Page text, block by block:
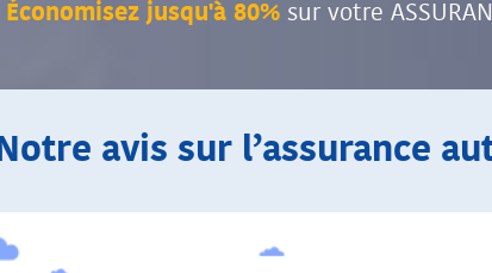
Économisez jusqu'à 80% sur votre
Notre avis sur l’assurance